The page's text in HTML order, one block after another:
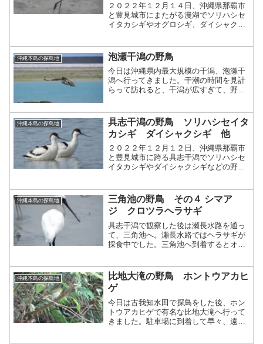
２０２２年１２月１４日、沖縄県那覇市
と豊見城市にまたがる漫湖でソリハシセ
イタカシギやオグロシギ、ダイシャクシ
沖縄本島の探鳥地 泡瀬干潟の野鳥
今日は沖縄県内最大規模の干潟、泡瀬干
潟へ行ってきました。干潮の時間を見計
らって訪れると、干潟が広すぎて、野鳥
見かけるとどうせイソシギだろうと思う
ことが多くなってきました...
沖縄本島の探鳥地
具志干潟の野鳥 ソリハシセイタ
カシギ ダイシャクシギ 他
２０２２年１２月１２日、沖縄県那覇市
と豊見城市に跨る具志干潟でソリハシセ
イタカシギやダイシャクシギなどの野鳥
沖縄本島の探鳥地
三角池の野鳥 その４ シマア
ジ クロツラヘラサギ
具志干潟で観察した後は瀬長水路を通っ
て、三角池へ。瀬長水路ではヘラサギが
採食中でした。三角池へ到着するとオオ
てくれました。オオフラミンゴの手前で
はヘラサギが採食中。フェ...
沖縄本島の探鳥地
比地大滝の野鳥 ホントウアカヒ
ゲ
今日は古我知水田で探鳥をした後、ホン
トウアカヒゲで有名な比地大滝へ行って
きました。駐車場に到着して早々、遠く